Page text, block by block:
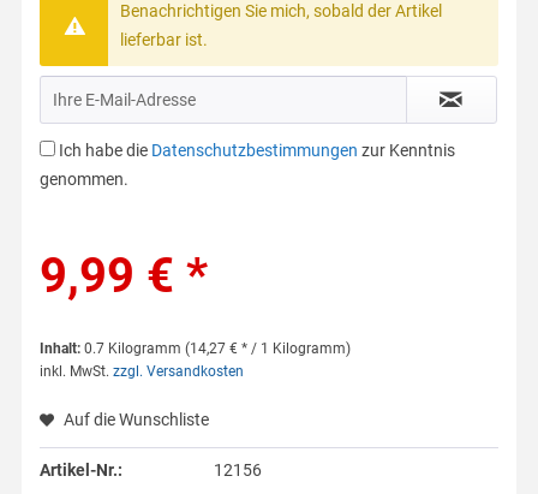
Benachrichtigen Sie mich, sobald der Artikel
lieferbar ist.
Ich habe die Datenschutzbestimmungen zur Kenntnis
genommen.
9,99 € *
Inhalt: 0.7 Kilogramm (14,27 € * / 1 Kilogramm)
inkl. MwSt. zzgl. Versandkosten
Auf die Wunschliste
Artikel-Nr.: 12156